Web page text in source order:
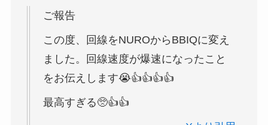
ご報告
この度、回線をNUROからBBIQに変え
ました。回線速度が爆速になったこと
をお伝えします😭👍👍👍👍
最高すぎる🥺👍👍